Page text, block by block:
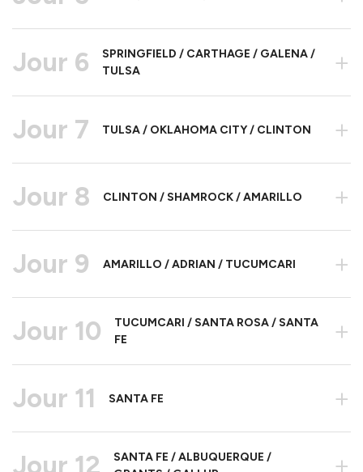
Jour 6
SPRINGFIELD / CARTHAGE / GALENA /
TULSA
+
Jour 7 TULSA / OKLAHOMA CITY / CLINTON +
Jour 8 CLINTON / SHAMROCK / AMARILLO +
Jour 9 AMARILLO / ADRIAN / TUCUMCARI +
Jour 10
TUCUMCARI / SANTA ROSA / SANTA
FE
+
Jour 11 SANTA FE +
Jour 12
SANTA FE / ALBUQUERQUE /
+